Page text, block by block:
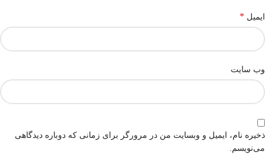
ایمیل *
وب‌ سایت
ذخیره نام، ایمیل و وبسایت من در مرورگر برای زمانی که دوباره دیدگاهی
می‌نویسم.